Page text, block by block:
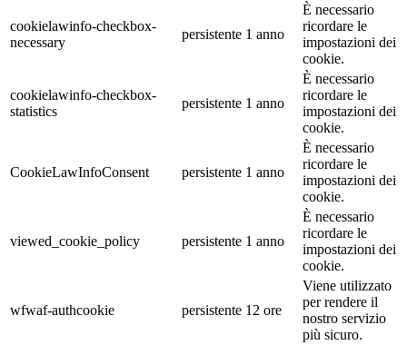
cookielawinfo-checkbox-
necessary
persistente 1 anno
È necessario
ricordare le
impostazioni dei
cookie.
cookielawinfo-checkbox-
statistics
persistente 1 anno
È necessario
ricordare le
impostazioni dei
cookie.
CookieLawInfoConsent persistente 1 anno
È necessario
ricordare le
impostazioni dei
cookie.
viewed_cookie_policy persistente 1 anno
È necessario
ricordare le
impostazioni dei
cookie.
wfwaf-authcookie persistente 12 ore
Viene utilizzato
per rendere il
nostro servizio
più sicuro.